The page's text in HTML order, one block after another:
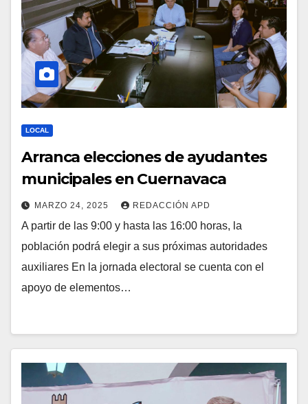
LOCAL
Arranca elecciones de ayudantes
municipales en Cuernavaca
MARZO 24, 2025 REDACCIÓN APD
A partir de las 9:00 y hasta las 16:00 horas, la
población podrá elegir a sus próximas autoridades
auxiliares En la jornada electoral se cuenta con el
apoyo de elementos…